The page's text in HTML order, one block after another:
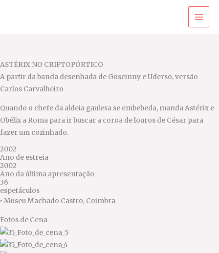
ASTÉRIX NO CRIPTOPÓRTICO
A partir da banda desenhada de Goscinny e Uderso, versão
Carlos Carvalheiro
Quando o chefe da aldeia gaulesa se embebeda, manda Astérix e
Obélix a Roma para ir buscar a coroa de louros de César para
fazer um cozinhado.
2002
Ano de estreia
2002
Ano da última apresentação
36
espetáculos
‣ Museu Machado Castro, Coimbra
Fotos de Cena